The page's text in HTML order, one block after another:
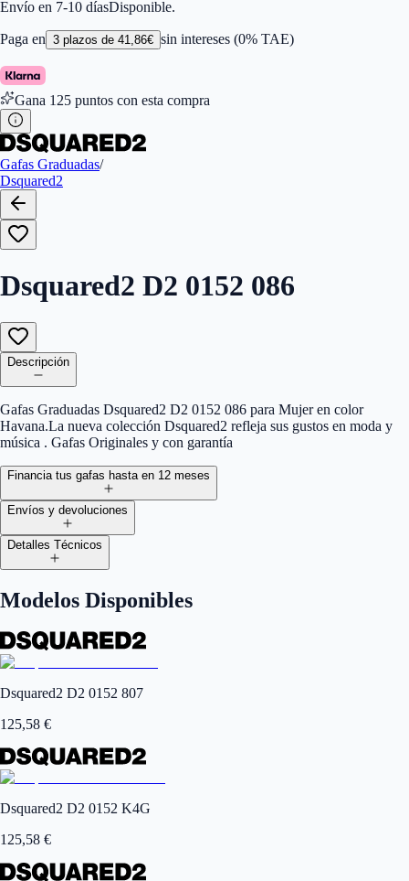
Forma:Cuadrada
Largo de la Varilla (mm) :145
Marca:Dsquared2
Tamaño del Puente (mm)
Calibres
Envío en 7-10 díasDisponible.
Paga en 3 plazos de 41,86€ sin intereses (0% TAE)
Gana 125 puntos con esta compra
Gafas Graduadas/
Dsquared2
Dsquared2 D2 0152 086
Descripción
Gafas Graduadas Dsquared2 D2 0152 086 para Mujer en color
Havana.La nueva colección Dsquared2 refleja sus gustos en moda y
música . Gafas Originales y con garantía
Financia tus gafas hasta en 12 meses
Envíos y devoluciones
Detalles Técnicos
Modelos Disponibles
Dsquared2 D2 0152 807
125,58 €
Dsquared2 D2 0152 K4G
125,58 €